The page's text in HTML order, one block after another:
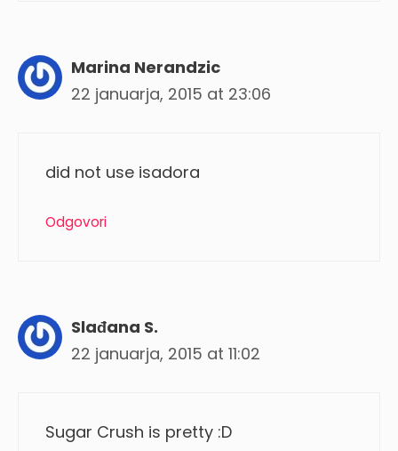
Marina Nerandzic
22 januarja, 2015 at 23:06
did not use isadora
Odgovori
Slađana S.
22 januarja, 2015 at 11:02
Sugar Crush is pretty :D